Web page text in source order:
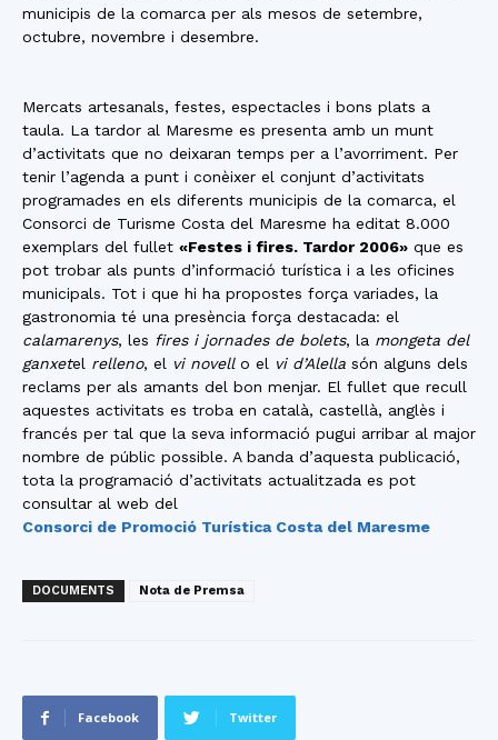
municipis de la comarca per als mesos de setembre,
octubre, novembre i desembre.
Mercats artesanals, festes, espectacles i bons plats a
taula. La tardor al Maresme es presenta amb un munt
d’activitats que no deixaran temps per a l’avorriment. Per
tenir l’agenda a punt i conèixer el conjunt d’activitats
programades en els diferents municipis de la comarca, el
Consorci de Turisme Costa del Maresme ha editat 8.000
exemplars del fullet «Festes i fires. Tardor 2006» que es
pot trobar als punts d’informació turística i a les oficines
municipals. Tot i que hi ha propostes força variades, la
gastronomia té una presència força destacada: el
calamarenys, les fires i jornades de bolets, la mongeta del
ganxetel relleno, el vi novello el vi d’Alella són alguns dels
reclams per als amants del bon menjar. El fullet que recull
aquestes activitats es troba en català, castellà, anglès i
francés per tal que la seva informació pugui arribar al major
nombre de públic possible. A banda d’aquesta publicació,
tota la programació d’activitats actualitzada es pot
consultar al web del
Consorci de Promoció Turística Costa del Maresme
DOCUMENTS Nota de Premsa
Facebook Twitter